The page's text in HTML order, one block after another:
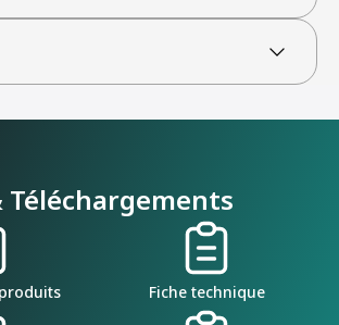
Téléchargements
Fiche technique